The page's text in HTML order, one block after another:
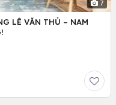
7
LÊ VĂN THỦ – NAM